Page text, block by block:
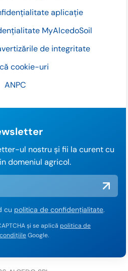
aplicație
MyAlcedoSoil
de integritate
cookie-uri
ANPC
ul nostru și fii la curent cu
domeniul agricol.
cu politica de confidențialitate.
și se aplică politica de
Google.